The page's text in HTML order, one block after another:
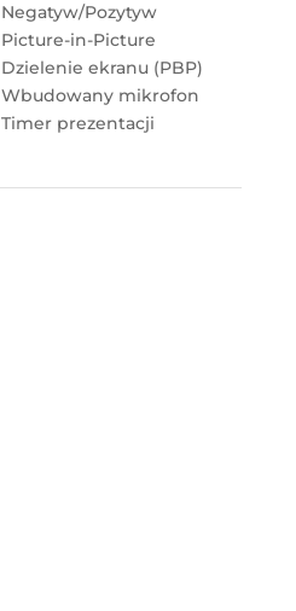
Negatyw/Pozytyw
Picture-in-Picture
Dzielenie ekranu (PBP)
Wbudowany mikrofon
Timer prezentacji